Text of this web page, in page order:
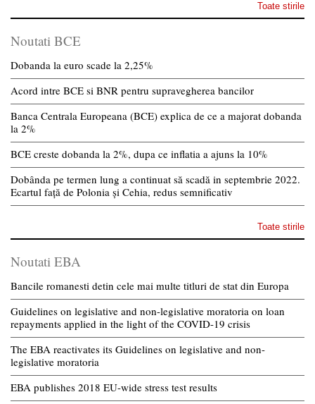
Toate stirile
Noutati BCE
Dobanda la euro scade la 2,25%
Acord intre BCE si BNR pentru supravegherea bancilor
Banca Centrala Europeana (BCE) explica de ce a majorat dobanda
la 2%
BCE creste dobanda la 2%, dupa ce inflatia a ajuns la 10%
Dobânda pe termen lung a continuat să scadă in septembrie 2022.
Ecartul față de Polonia și Cehia, redus semnificativ
Toate stirile
Noutati EBA
Bancile romanesti detin cele mai multe titluri de stat din Europa
Guidelines on legislative and non-legislative moratoria on loan
repayments applied in the light of the COVID-19 crisis
The EBA reactivates its Guidelines on legislative and non-
legislative moratoria
EBA publishes 2018 EU-wide stress test results